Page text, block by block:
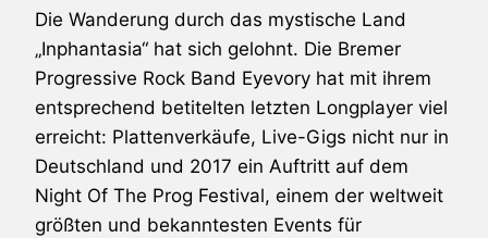
Die Wanderung durch das mystische Land
„Inphantasia“ hat sich gelohnt. Die Bremer
Progressive Rock Band Eyevory hat mit ihrem
entsprechend betitelten letzten Longplayer viel
erreicht: Plattenverkäufe, Live-Gigs nicht nur in
Deutschland und 2017 ein Auftritt auf dem
Night Of The Prog Festival, einem der weltweit
größten und bekanntesten Events für